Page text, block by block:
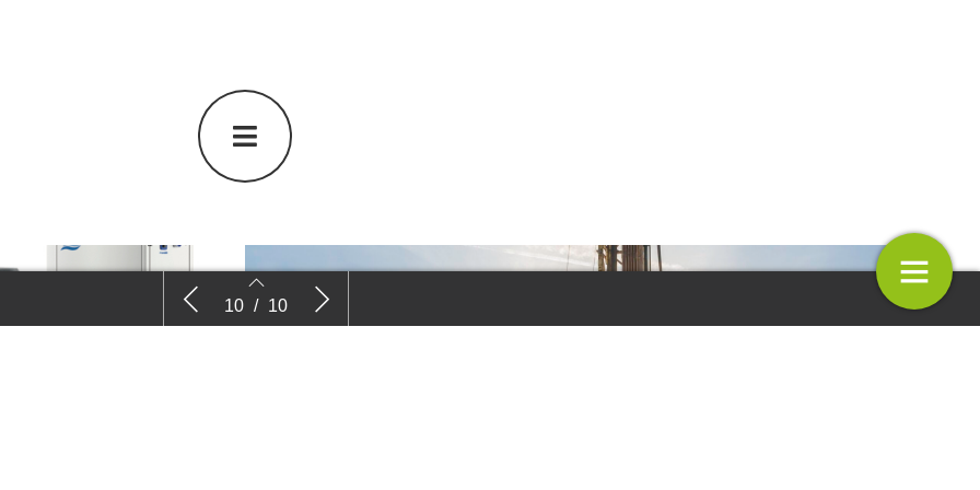
Welke rol speelt alternatieve energie
in de glastuinbouw?
10 / 10 home